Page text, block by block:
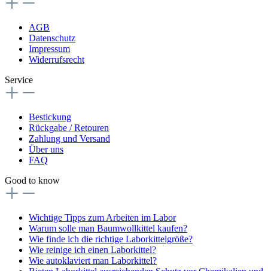
AGB
Datenschutz
Impressum
Widerrufsrecht
Service
Bestickung
Rückgabe / Retouren
Zahlung und Versand
Über uns
FAQ
Good to know
Wichtige Tipps zum Arbeiten im Labor
Warum solle man Baumwollkittel kaufen?
Wie finde ich die richtige Laborkittelgröße?
Wie reinige ich einen Laborkittel?
Wie autoklaviert man Laborkittel?